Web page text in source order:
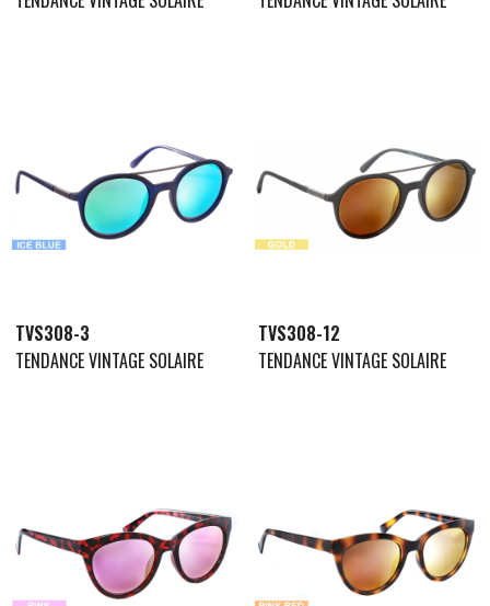
TVS308-3
TENDANCE VINTAGE SOLAIRE
TVS308-12
TENDANCE VINTAGE SOLAIRE